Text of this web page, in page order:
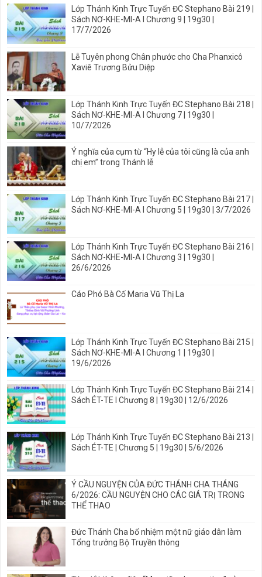
Lớp Thánh Kinh Trực Tuyến ĐC Stephano Bài 219 |
Sách NƠ-KHE-MI-A I Chương 9 | 19g30 |
17/7/2026
Lễ Tuyên phong Chân phước cho Cha Phanxicô
Xaviê Trương Bửu Diệp
Lớp Thánh Kinh Trực Tuyến ĐC Stephano Bài 218 |
Sách NƠ-KHE-MI-A I Chương 7 | 19g30 |
10/7/2026
Ý nghĩa của cụm từ “Hy lễ của tôi cũng là của anh
chị em” trong Thánh lễ
Lớp Thánh Kinh Trực Tuyến ĐC Stephano Bài 217 |
Sách NƠ-KHE-MI-A I Chương 5 | 19g30 | 3/7/2026
Lớp Thánh Kinh Trực Tuyến ĐC Stephano Bài 216 |
Sách NƠ-KHE-MI-A I Chương 3 | 19g30 |
26/6/2026
Cáo Phó Bà Cố Maria Vũ Thị La
Lớp Thánh Kinh Trực Tuyến ĐC Stephano Bài 215 |
Sách NƠ-KHE-MI-A I Chương 1 | 19g30 |
19/6/2026
Lớp Thánh Kinh Trực Tuyến ĐC Stephano Bài 214 |
Sách ÉT-TE I Chương 8 | 19g30 | 12/6/2026
Lớp Thánh Kinh Trực Tuyến ĐC Stephano Bài 213 |
Sách ÉT-TE | Chương 5 | 19g30 | 5/6/2026
Ý CẦU NGUYỆN CỦA ĐỨC THÁNH CHA THÁNG
6/2026: CẦU NGUYỆN CHO CÁC GIÁ TRỊ TRONG
THỂ THAO
Đức Thánh Cha bổ nhiệm một nữ giáo dân làm
Tổng trưởng Bộ Truyền thông